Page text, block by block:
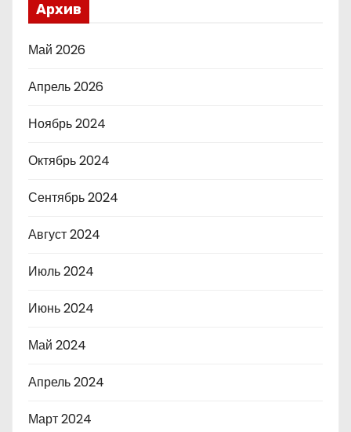
Архив
Май 2026
Апрель 2026
Ноябрь 2024
Октябрь 2024
Сентябрь 2024
Август 2024
Июль 2024
Июнь 2024
Май 2024
Апрель 2024
Март 2024